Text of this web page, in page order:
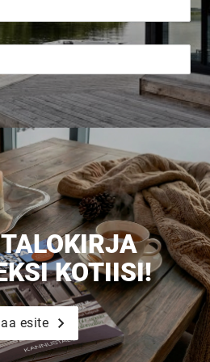
KOTIISI!
esite
sivuinen talokirja!
esite